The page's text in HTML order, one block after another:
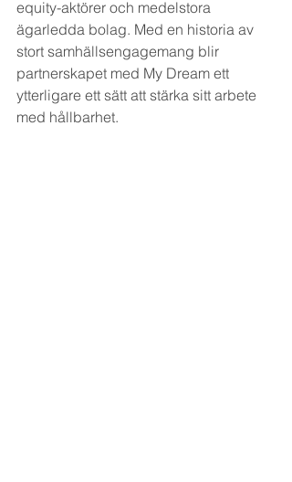
equity-aktörer och medelstora
ägarledda bolag. Med en historia av
stort samhällsengagemang blir
partnerskapet med My Dream ett
ytterligare ett sätt att stärka sitt arbete
med hållbarhet.